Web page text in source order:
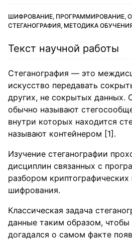
ШИФРОВАНИЕ, ПРОГРАММИРОВАНИЕ,
СТЕГАНОГРАФИЯ, МЕТОДИКА
Текст научной работы
Стеганография — это
искусство передавать
других, не сокрытых данных.
обычно называют
внутри которых находится
называют контейнером [1].
Изучение стеганографии
дисциплин связанных с
разбором
шифрования.
Классическая задача
данные таким образом, чтобы
догадался о самом факте